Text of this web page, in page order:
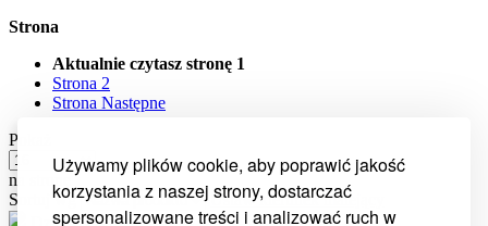
Używamy plików cookie, aby poprawić jakość
korzystania z naszej strony, dostarczać
spersonalizowane treści i analizować ruch w
Strona
Aktualnie czytasz stronę 1
Strona 2
Strona Następne
Pokaż
na stronę
Sortuj wg
Ustaw kierunek malejący
Dział części